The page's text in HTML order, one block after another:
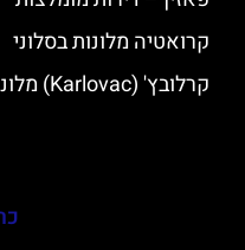
קרואטיה מלונות בסלוני
קרלובץ' (Karlovac) מלונות מומלצים